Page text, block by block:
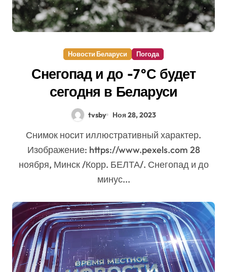
Новости Беларуси Погода
Снегопад и до -7°С будет
сегодня в Беларуси
tvsby Ноя 28, 2023
Снимок носит иллюстративный характер.
Изображение: https://www.pexels.com 28
ноября, Минск /Корр. БЕЛТА/. Снегопад и до
минус...